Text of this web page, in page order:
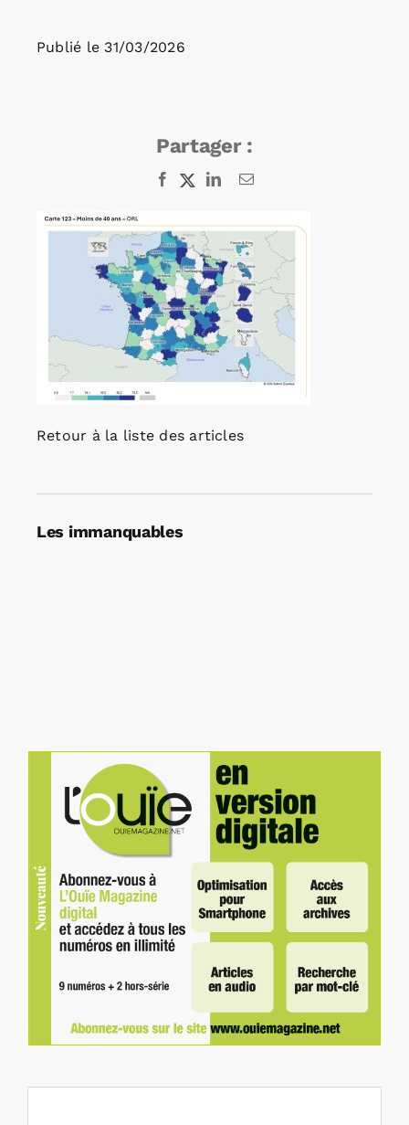
Rechercher:
Publié le 31/03/2026
Partager :
Facebook
X LinkedInEmail
Retour à la liste des articles
Les immanquables